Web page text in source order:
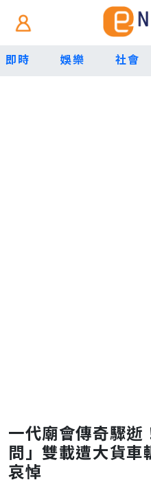
即時 娛樂 社會
一代廟會傳奇驟逝
問」雙載遭大貨
哀悼